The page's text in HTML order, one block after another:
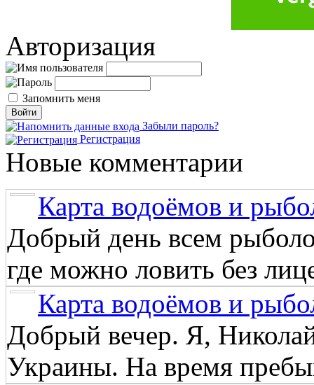
Авторизация
Запомнить меня
Забыли пароль?
Регистрация
Новые комментарии
Карта водоёмов и
Добрый день всем
где можно ловить без
Карта водоёмов и
Добрый вечер. Я,
Украины. На время